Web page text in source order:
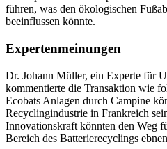
führen, was den ökologischen
beeinflussen könnte.
Expertenmeinungen
Dr. Johann Müller, ein Experte für
kommentierte die Transaktion wie
Ecobats Anlagen durch Campine
Recyclingindustrie in Frankreich
Innovationskraft könnten den Weg
Bereich des Batterierecyclings